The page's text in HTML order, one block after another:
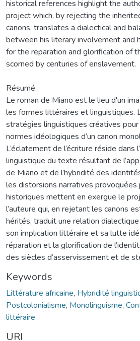
historical references highlight the
project which, by rejecting the
canons, translates a dialectical and
between his literary involvement and
for the reparation and glorification of
scorned by centuries of enslavement.
Résumé :
Le roman de Miano est le lieu d'un
les formes littéraires et linguistiques.
stratégies linguistiques créatives
normes idéologiques d’un canon
L’éclatement de l’écriture réside dans
linguistique du texte résultant de
de Miano et de l’hybridité des
les distorsions narratives provoquées
historiques mettent en exergue le
l’auteure qui, en rejetant les canons
hérités, traduit une relation
son implication littéraire et sa lutte
réparation et la glorification de
des siècles d’asservissement et de
Keywords
Littérature africaine, Hybridité
Postcolonialisme, Monolinguisme,
littéraire
URI